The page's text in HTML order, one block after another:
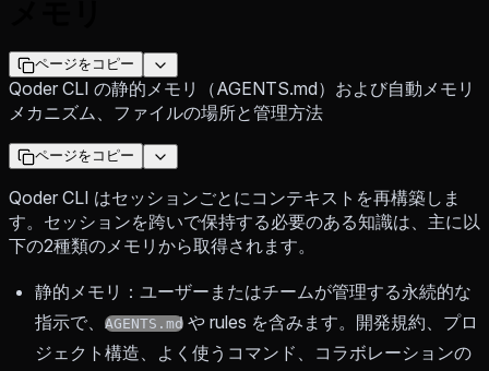
ページをコピー
Qoder CLI の静的メモリ（AGENTS.md）および自動メモリ
メカニズム、ファイルの場所と管理方法
ページをコピー
Qoder CLI はセッションごとにコンテキストを再構築しま
す。セッションを跨いで保持する必要のある知識は、主に以
下の2種類のメモリから取得されます。
静的メモリ：ユーザーまたはチームが管理する永続的な
指示で、
AGENTS.md や rules を含みます。開発規約、プロ
ジェクト構造、よく使うコマンド、コラボレーションの